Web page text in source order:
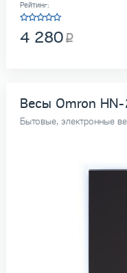
Рейтинг:
4 280
Весы Omron
Бытовые, электронные